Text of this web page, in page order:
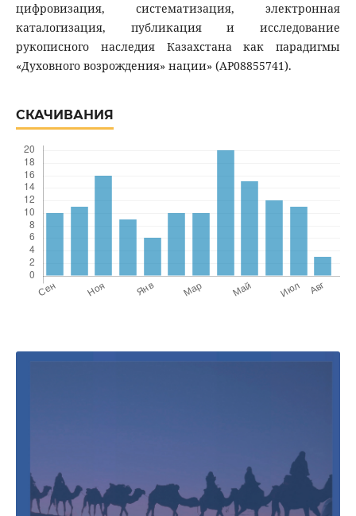
цифровизация, систематизация, электронная
каталогизация, публикация и исследование
рукописного наследия Казахстана как парадигмы
«Духовного возрождения» нации» (АP08855741).
СКАЧИВАНИЯ